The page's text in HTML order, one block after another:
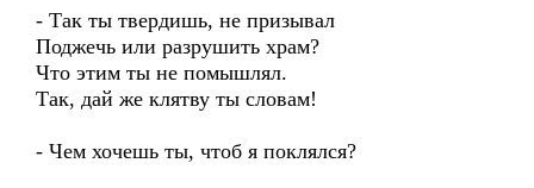
- Так ты твердишь, не призывал
Поджечь или разрушить храм?
Что этим ты не помышлял.
Так, дай же клятву ты словам!
- Чем хочешь ты, чтоб я поклялся?